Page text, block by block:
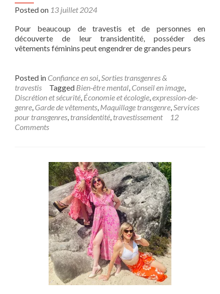
Posted on 13 juillet 2024
Pour beaucoup de travestis et de personnes en
découverte de leur transidentité, posséder des
vêtements féminins peut engendrer de grandes peurs
Posted in Confiance en soi,Sorties transgenres &
travestis
Tagged Bien-être mental, Conseil en image,
Discrétion et sécurité, Économie et écologie,expression-de-
genre, Garde de vêtements, Maquillage transgenre,Services
pour transgenres, transidentité, travestissement
12
Comments